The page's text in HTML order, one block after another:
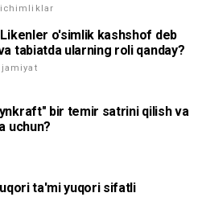
ichimliklar
Likenler o'simlik kashshof deb
tabiatda ularning roli qanday?
bir temir satrini qilish va
uchun?
ta'mi yuqori sifatli